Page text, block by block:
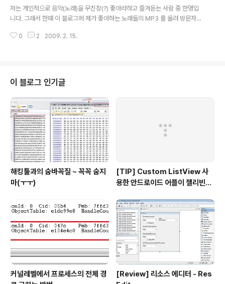
제목과~ 표지의 언밸런스에 심히 당황을 했습니다.. ( 내용
은 본적이 없기에 언급하지 않겠습니다;;; 그래도 표지만 봐
로~ 저런 이미지를 만들었겠지~' 하는 생각도 들었구요;;;
저는 개인적으로 음악(노래)을 무진장(?) 좋아라하고 즐겨듣는 사람 중 한명입
니다. 그래서 한때 이 블로그에 제가 좋아하는 노래들의 MP3 를 올려 방문자들
안내 메일을 받고 나서는... 제 블로그에 그렇게 올린 노래들도 저작권 침해에 해
들과 직접 부른 것들 뿐이라고나 할까요..;; ( 사실.. 직접 부른 건 굉장히 애매해
서리~~ 버티고 있었다고나 할까요.. ) 그 중에 직접 부른 노래 2개가 또 ..
0 2 2009. 2. 15.
이 블로그 인기글
해킹툴과의 숨바꼭질 ~ 꼭꼭 숨지
마(ㅜㅜ)
[TIP] Custom ListView 사
용한 안드로이드 어플이 젤리빈에
커널레벨에서 프로세스의 전체 경
[Review] 리소스 에디터 - Res